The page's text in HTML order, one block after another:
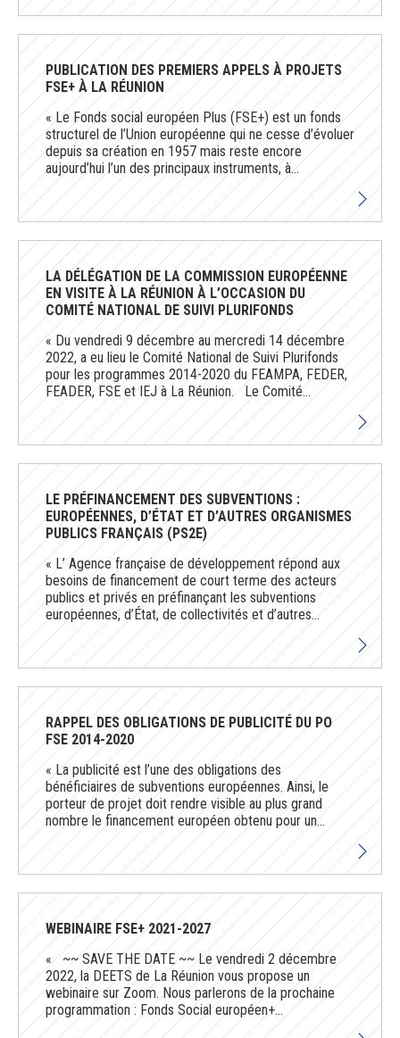
PUBLICATION DES PREMIERS APPELS À PROJETS
FSE+ À LA RÉUNION
« Le Fonds social européen Plus (FSE+) est un fonds
structurel de l’Union européenne qui ne cesse d’évoluer
depuis sa création en 1957 mais reste encore
aujourd’hui l’un des principaux instruments, à...
LA DÉLÉGATION DE LA COMMISSION EUROPÉENNE
EN VISITE À LA RÉUNION À L’OCCASION DU
COMITÉ NATIONAL DE SUIVI PLURIFONDS
« Du vendredi 9 décembre au mercredi 14 décembre
2022, a eu lieu le Comité National de Suivi Plurifonds
pour les programmes 2014-2020 du FEAMPA, FEDER,
FEADER, FSE et IEJ à La Réunion. Le Comité...
LE PRÉFINANCEMENT DES SUBVENTIONS :
EUROPÉENNES, D’ÉTAT ET D’AUTRES ORGANISMES
PUBLICS FRANÇAIS (PS2E)
« L’ Agence française de développement répond aux
besoins de financement de court terme des acteurs
publics et privés en préfinançant les subventions
européennes, d’État, de collectivités et d’autres...
RAPPEL DES OBLIGATIONS DE PUBLICITÉ DU PO
FSE 2014-2020
« La publicité est l’une des obligations des
bénéficiaires de subventions européennes. Ainsi, le
porteur de projet doit rendre visible au plus grand
nombre le financement européen obtenu pour un...
WEBINAIRE FSE+ 2021-2027
« ~~ SAVE THE DATE ~~ Le vendredi 2 décembre
2022, la DEETS de La Réunion vous propose un
webinaire sur Zoom. Nous parlerons de la prochaine
programmation : Fonds Social européen+...